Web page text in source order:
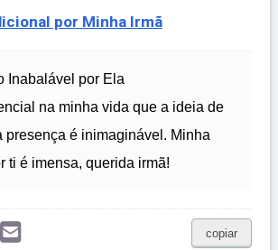
por Minha Irmã
Inabalável por Ela
na minha vida que a ideia de
presença é inimaginável. Minha
ti é imensa, querida irmã!
copiar